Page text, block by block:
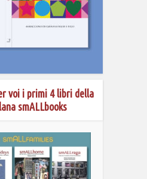
voi i primi 4 libri della
smALLbooks